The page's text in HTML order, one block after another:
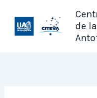
contenido
de